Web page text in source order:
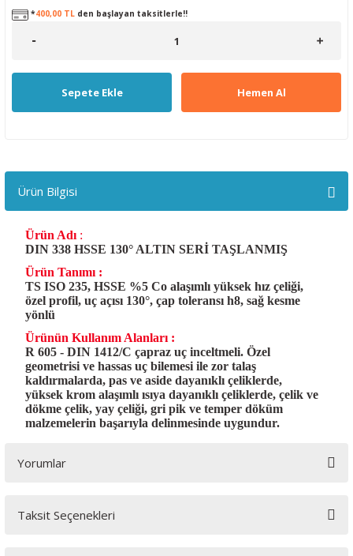
*400,00 TL den başlayan taksitlerle!!
Sepete Ekle Hemen Al
Ürün Bilgisi
Ürün Adı :
DIN 338 HSSE 130° ALTIN SERİ TAŞLANMIŞ
Ürün Tanımı :
TS ISO 235, HSSE %5 Co alaşımlı yüksek hız çeliği,
özel profil, uç açısı 130°, çap toleransı h8, sağ kesme
yönlü
Ürünün Kullanım Alanları :
R 605 - DIN 1412/C çapraz uç inceltmeli. Özel
geometrisi ve hassas uç bilemesi ile zor talaş
kaldırmalarda, pas ve aside dayanıklı çeliklerde,
yüksek krom alaşımlı ısıya dayanıklı çeliklerde, çelik ve
dökme çelik, yay çeliği, gri pik ve temper döküm
malzemelerin başarıyla delinmesinde uygundur.
Yorumlar
Taksit Seçenekleri